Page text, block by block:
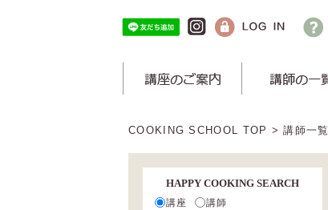
COOKING SCHOOL TOP > 講師一覧
HAPPY COOKING SEARCH
講座 講師